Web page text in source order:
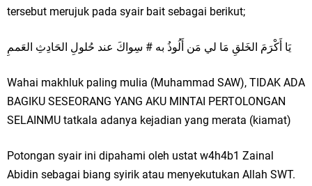
tersebut merujuk pada syair bait sebagai berikut;
يَا أَكْرَمَ الخَلقِ مَا لي مَن أَلُوذُ به # سِواكَ عند حُلولِ الحَادِثِ العَممِ
Wahai makhluk paling mulia (Muhammad SAW), TIDAK ADA
BAGIKU SESEORANG YANG AKU MINTAI PERTOLONGAN
SELAINMU tatkala adanya kejadian yang merata (kiamat)
Potongan syair ini dipahami oleh ustat w4h4b1 Zainal
Abidin sebagai biang syirik atau menyekutukan Allah SWT.